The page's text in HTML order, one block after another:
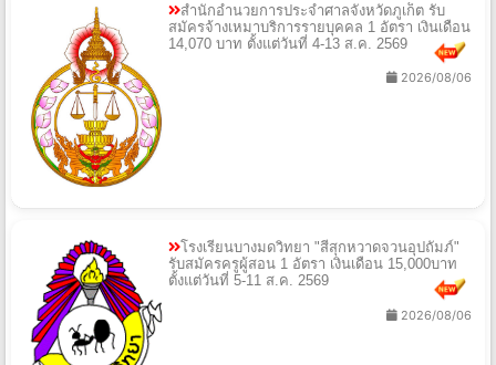
สำนักอำนวยการประจำศาลจังหวัดภูเก็ต รับ
สมัครจ้างเหมาบริการรายบุคคล 1 อัตรา เงินเดือน
14,070 บาท ตั้งแต่วันที่ 4-13 ส.ค. 2569
2026/08/06
โรงเรียนบางมดวิทยา "สีสุกหวาดจวนอุปถัมภ์"
รับสมัครครูผู้สอน 1 อัตรา เงินเดือน 15,000บาท
ตั้งแต่วันที่ 5-11 ส.ค. 2569
2026/08/06